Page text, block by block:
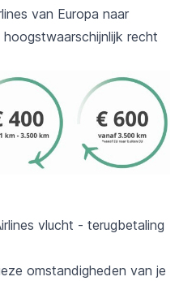
van Europa naar
recht
vlucht - terugbetaling
omstandigheden van je